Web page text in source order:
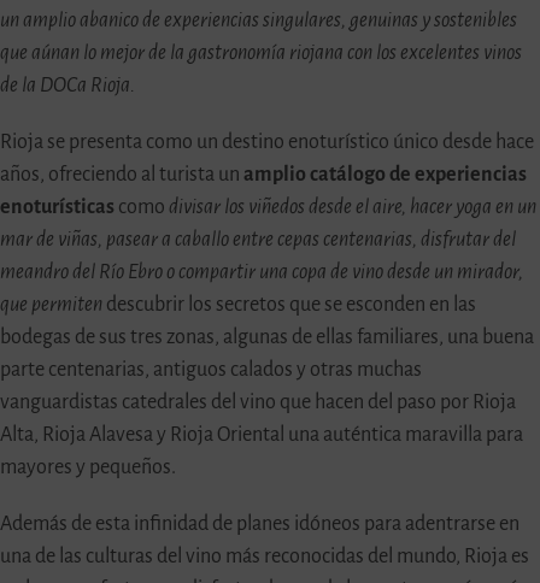
un amplio abanico de experiencias singulares, genuinas y sostenibles
que aúnan lo mejor de la gastronomía riojana con los excelentes vinos
de la DOCa Rioja.
Rioja se presenta como un destino enoturístico único desde hace
años, ofreciendo al turista un amplio catálogo de experiencias
enoturísticas como divisar los viñedos desde el aire, hacer yoga en un
mar de viñas, pasear a caballo entre cepas centenarias, disfrutar del
meandro del Río Ebro o compartir una copa de vino desde un mirador,
que permiten descubrir los secretos que se esconden en las
bodegas de sus tres zonas, algunas de ellas familiares, una buena
parte centenarias, antiguos calados y otras muchas
vanguardistas catedrales del vino que hacen del paso por Rioja
Alta, Rioja Alavesa y Rioja Oriental una auténtica maravilla para
mayores y pequeños.
Además de esta infinidad de planes idóneos para adentrarse en
una de las culturas del vino más reconocidas del mundo, Rioja es